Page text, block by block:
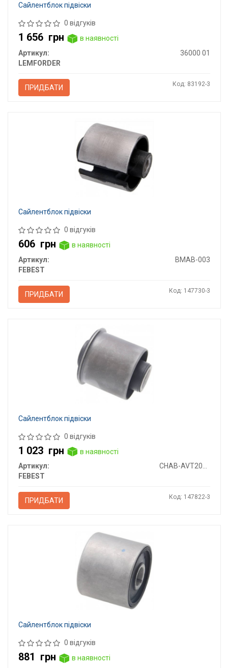
Сайлентблок підвіски
0 відгуків
1 656 грн
в наявності
Артикул:
36000 01
LEMFORDER
ПРИДБАТИ Код: 83192-3
Сайлентблок підвіски
0 відгуків
606 грн
в наявності
Артикул:
BMAB-003
FEBEST
ПРИДБАТИ Код: 147730-3
Сайлентблок підвіски
0 відгуків
1 023 грн
в наявності
Артикул:
CHAB-AVT200R
FEBEST
ПРИДБАТИ Код: 147822-3
Сайлентблок підвіски
0 відгуків
881 грн
в наявності